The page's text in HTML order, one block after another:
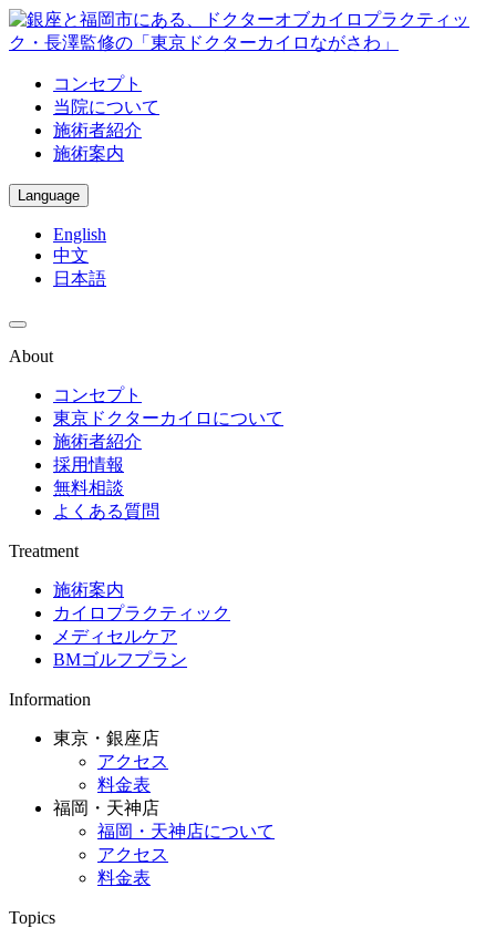
コンセプト
当院について
施術者紹介
施術案内
Language
English
中文
日本語
About
コンセプト
東京ドクターカイロについて
施術者紹介
採用情報
無料相談
よくある質問
Treatment
施術案内
カイロプラクティック
メディセルケア
BMゴルフプラン
Information
東京・銀座店
アクセス
料金表
福岡・天神店
福岡・天神店について
アクセス
料金表
Topics